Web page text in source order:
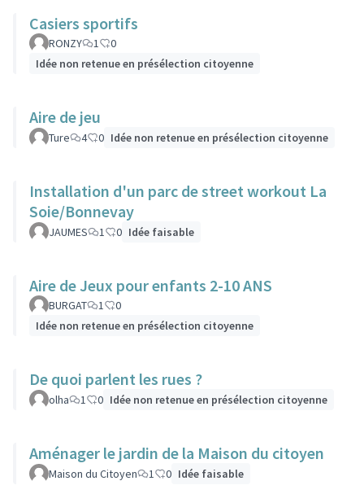
Casiers sportifs
RONZY 1
0
Idée non retenue en présélection citoyenne
Aire de jeu
Ture 4 0 Idée non retenue en présélection citoyenne
Installation d'un parc de street workout La
Soie/Bonnevay
JAUMES 1 0 Idée faisable
Aire de Jeux pour enfants 2-10 ANS
BURGAT 1
0
Idée non retenue en présélection citoyenne
De quoi parlent les rues ?
olha 1 0 Idée non retenue en présélection citoyenne
Aménager le jardin de la Maison du citoyen
Maison du Citoyen 1 0 Idée faisable